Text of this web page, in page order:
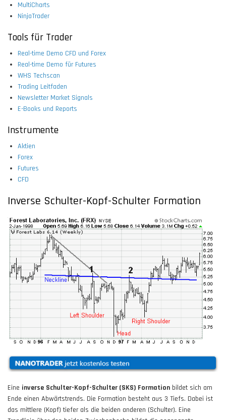
MultiCharts
NinjaTrader
Tools für Trader
Real-time Demo CFD und Forex
Real-time Demo für Futures
WHS Techscan
Trading Leitfaden
Newsletter Market Signals
E-Books und Reports
Instrumente
Aktien
Forex
Futures
CFD
Inverse Schulter-Kopf-Schulter Formation
Eine inverse Schulter-Kopf-Schulter (SKS) Formation bildet sich am
Ende einen Abwärtstrends. Die Formation besteht aus 3 Tiefs. Dabei ist
das mittlere (Kopf) tiefer als die beiden anderen (Schulter). Eine